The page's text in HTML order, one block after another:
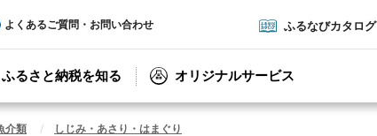
よくあるご質問・お問い合わせ ふるなびカタログ
ふるさと納税を知る オリジナルサービス
介類 しじみ・あさり・はまぐり